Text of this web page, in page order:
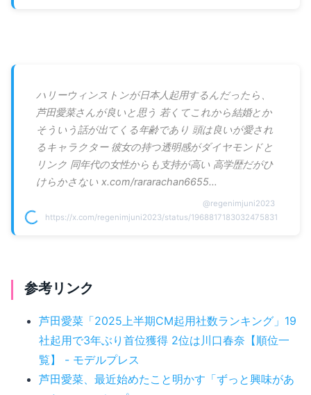
ハリーウィンストンが日本人起用するんだったら、
芦田愛菜さんが良いと思う 若くてこれから結婚とか
そういう話が出てくる年齢であり 頭は良いが愛され
るキャラクター 彼女の持つ透明感がダイヤモンドと
リンク 同年代の女性からも支持が高い 高学歴だがひ
けらかさない x.com/rararachan6655…
@regenimjuni2023
https://x.com/regenimjuni2023/status/1968817183032475831
参考リンク
芦田愛菜「2025上半期CM起用社数ランキング」19
社起用で3年ぶり首位獲得 2位は川口春奈【順位一
覧】 - モデルプレス
芦田愛菜、最近始めたこと明かす「ずっと興味があ